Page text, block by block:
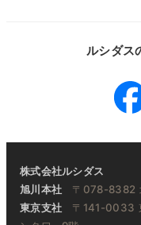
ルシダス
株式会社ルシダス
旭川本社 〒078-8382
東京支社 〒141-0033